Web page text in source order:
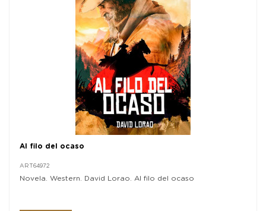
Al filo del ocaso
ART64972
Novela. Western. David Lorao. Al filo del ocaso